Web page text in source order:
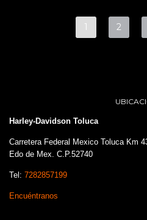
1 2
Harley-Davidson Toluca
Carretera Federal Mexico Toluca Km
Edo de Mex. C.P.52740
Tel: 7282857199
Encuéntranos